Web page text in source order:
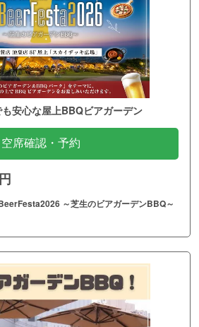
安心な屋上BBQビアガーデン
空席確認・予約
～芝生のビアガーデンBBQ～